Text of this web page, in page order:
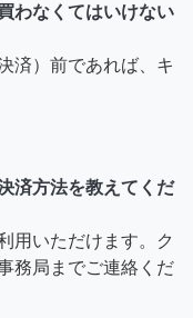
わなくてはいけない
済）前であれば、キ
済方法を教えてくだ
用いただけます。ク
務局までご連絡くだ